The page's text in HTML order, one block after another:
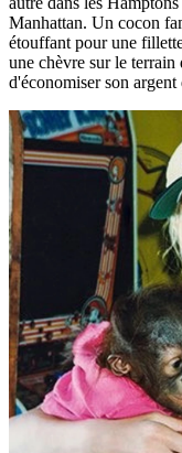
Manhattan. Un cocon
étouffant pour une
une chèvre sur le terrain
d'économiser son